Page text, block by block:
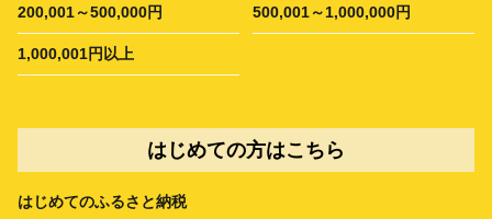
200,001～500,000円 500,001～1,000,000円
1,000,001円以上
はじめての方はこちら
はじめてのふるさと納税